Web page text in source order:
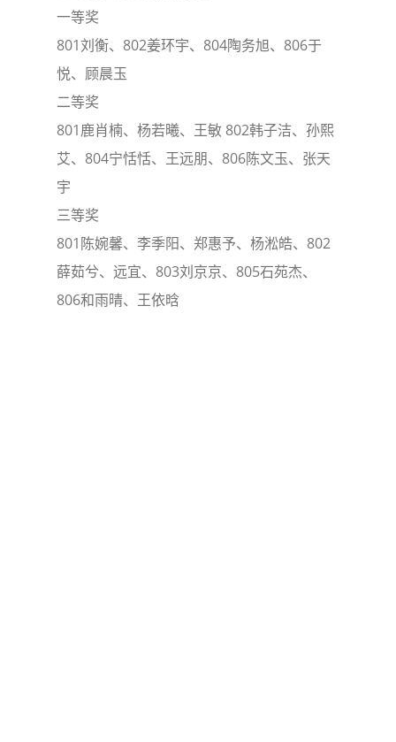
一等奖
801刘衡、802姜环宇、804陶务旭、806于
悦、顾晨玉
二等奖
801鹿肖楠、杨若曦、王敏 802韩子洁、孙熙
艾、804宁恬恬、王远朋、806陈文玉、张天
宇
三等奖
801陈婉馨、李季阳、郑惠予、杨淞皓、802
薛茹兮、远宜、803刘京京、805石苑杰、
806和雨晴、王依晗